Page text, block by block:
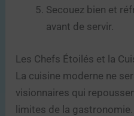
Secouez bien et
avant de servir.
Les Chefs Étoilés et la
La cuisine moderne ne
visionnaires qui
limites de la